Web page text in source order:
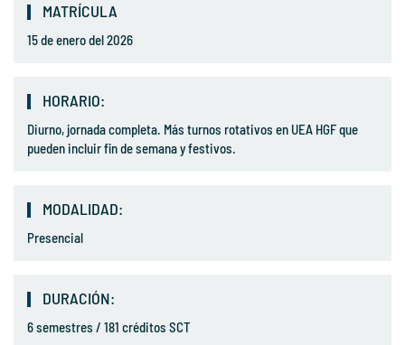
MATRÍCULA
15 de enero del 2026
HORARIO:
Diurno, jornada completa. Más turnos rotativos en UEA HGF que
pueden incluir fin de semana y festivos.
MODALIDAD:
Presencial
DURACIÓN:
6 semestres / 181 créditos SCT